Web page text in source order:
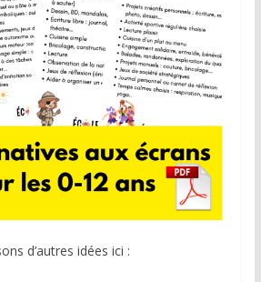
d’autres idées ici :